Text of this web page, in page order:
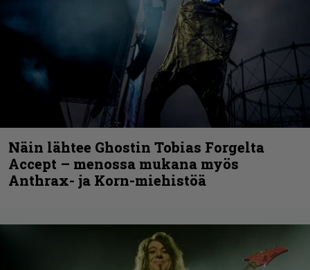
Näin lähtee Ghostin Tobias Forgelta
Accept – menossa mukana myös
Anthrax- ja Korn-miehistöä